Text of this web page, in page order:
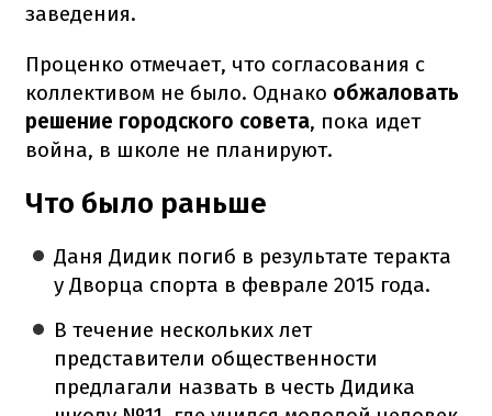
заведения.
Проценко отмечает, что согласования с
коллективом не было. Однако обжаловать
решение городского совета, пока идет
война, в школе не планируют.
Что было раньше
Даня Дидик погиб в результате теракта
у Дворца спорта в феврале 2015 года.
В течение нескольких лет
представители общественности
предлагали назвать в честь Дидика